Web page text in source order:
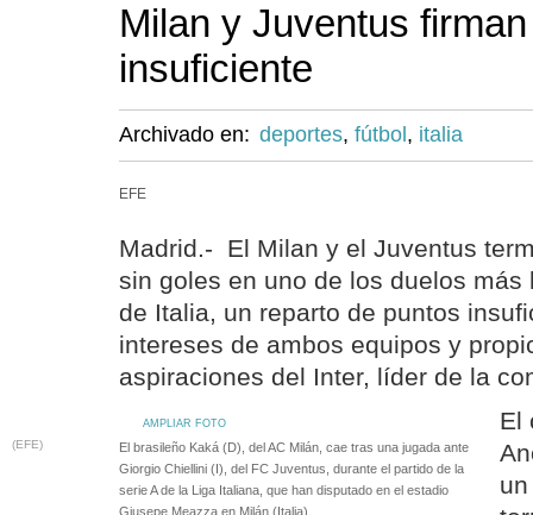
Milan y Juventus
insuficiente
Archivado en: deportes, fútbol , italia
EFE
Madrid.- El Milan y el Juventus
sin goles en uno de los duelos
de Italia, un reparto de puntos
intereses de ambos equipos y
aspiraciones del Inter, líder de la
AMPLIAR FOTO
(EFE)
El brasileño Kaká (D), del AC Milán, cae tras una jugada ante
Giorgio Chiellini (I), del FC Juventus, durante el partido de la
serie A de la Liga Italiana, que han disputado en el estadio
Giusepe Meazza en Milán (Italia).
El